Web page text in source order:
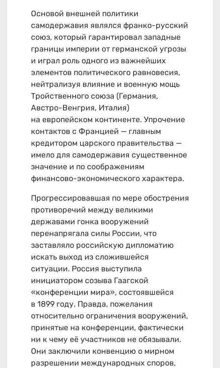
Основой внешней политики
самодержавия являлся франко-русский
союз, который гарантировал западные
границы империи от германской угрозы
и играл роль одного из важнейших
элементов политического равновесия,
нейтрализуя влияние и военную мощь
Тройственного союза (Германия,
Австро-Венгрия, Италия)
на европейском континенте. Упрочение
контактов с Францией — главным
кредитором царского правительства —
имело для самодержавия существенное
значение и по соображениям
финансово-экономического характера.
Прогрессировавшая по мере обострения
противоречий между великими
державами гонка вооружений
перенапрягала силы России, что
заставляло российскую дипломатию
искать выход из сложившейся
ситуации. Россия выступила
инициатором созыва Гаагской
«конференции мира», состоявшейся
в 1899 году. Правда, пожелания
относительно ограничения вооружений,
принятые на конференции, фактически
ни к чему её участников не обязывали.
Они заключили конвенцию о мирном
разрешении международных споров,